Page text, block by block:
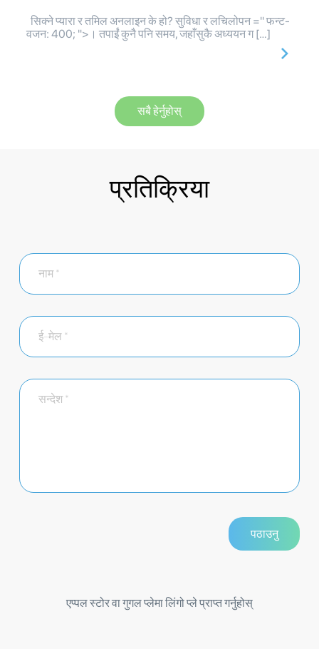
सिक्ने प्यारा र तमिल अनलाइन के हो? सुविधा र लचिलोपन =" फन्ट-
वजन: 400; ">। तपाईं कुनै पनि समय, जहाँसुकै अध्ययन ग […]
सबै हेर्नुहोस्
प्रतिक्रिया
एप्पल स्टोर वा गुगल प्लेमा लिंगो प्ले प्राप्त गर्नुहोस्